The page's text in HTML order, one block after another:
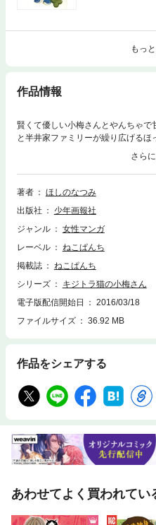
もっ
作品情報
賢くて優しい小梅さんとやんちゃ
と半井家ファミリーが繰り広げる
著者
ほしのなつみ
出版社
少年画報社
ジャンル
女性マンガ
レーベル
ねこぱんち
掲載誌
ねこぱんち
シリーズ
キジトラ猫の小梅さん
電子版配信開始日
2016/03/18
ファイルサイズ
36.92 MB
作品をシェアする
あわせてよく買われてい